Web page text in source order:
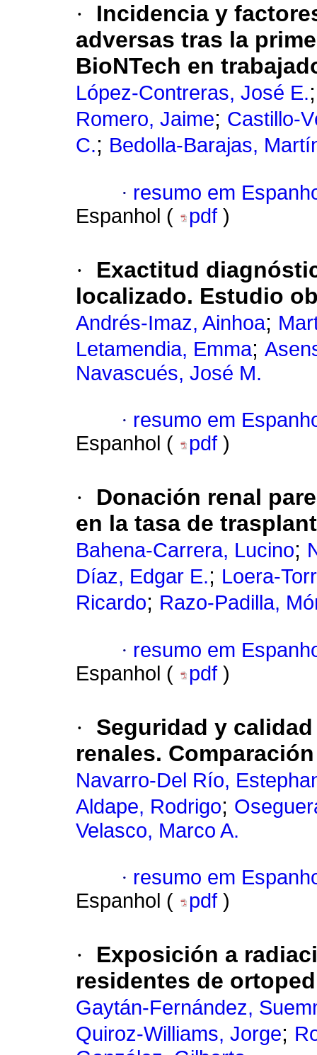
·
Incidencia y
adversas tras la
BioNTech en
López-Contreras, José E.
Romero, Jaime; Castillo-
C.; Bedolla-Barajas,
· resumo em
Espanhol (
pdf )
·
Exactitud
localizado. Estudio
Andrés-Imaz, Ainhoa;
Letamendia, Emma;
Navascués, José M.
· resumo em
Espanhol (
pdf )
·
Donación renal
en la tasa de
Bahena-Carrera, Lucino;
Díaz, Edgar E.; Loera-
Ricardo; Razo-Padilla,
· resumo em
Espanhol (
pdf )
·
Seguridad y
renales.
Navarro-Del Río,
Aldape, Rodrigo;
Velasco, Marco A.
· resumo em
Espanhol (
pdf )
·
Exposición a
residentes de
Gaytán-Fernández,
Quiroz-Williams, Jorge;